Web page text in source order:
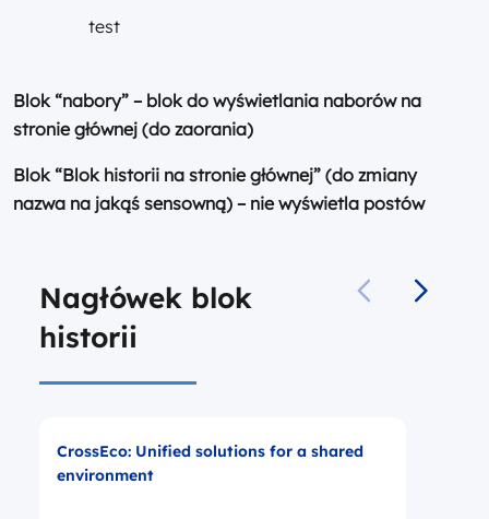
test
Blok “nabory” – blok do wyświetlania naborów na
stronie głównej (do zaorania)
Blok “Blok historii na stronie głównej” (do zmiany
nazwa na jakąś sensowną) – nie wyświetla postów
Nagłówek blok
historii
CrossEco: Unified solutions for a shared
environment